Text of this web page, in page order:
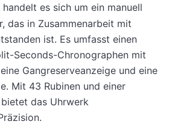
handelt es sich um ein manuell
das in Zusammenarbeit mit
ist. Es umfasst einen
Seconds-Chronographen mit
Gangreserveanzeige und eine
Mit 43 Rubinen und einer
das Uhrwerk